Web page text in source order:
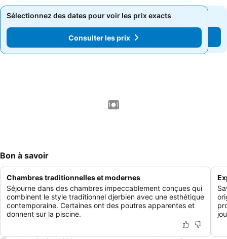
Sélectionnez des dates pour voir les prix exacts
Consulter les prix
Sélectionnez des dates pour voir les prix exacts
Consulter les prix
1 / 1
Bon à savoir
Chambres traditionnelles et modernes
Séjourne dans des chambres impeccablement conçues qui
combinent le style traditionnel djerbien avec une esthétique
contemporaine. Certaines ont des poutres apparentes et
donnent sur la piscine.